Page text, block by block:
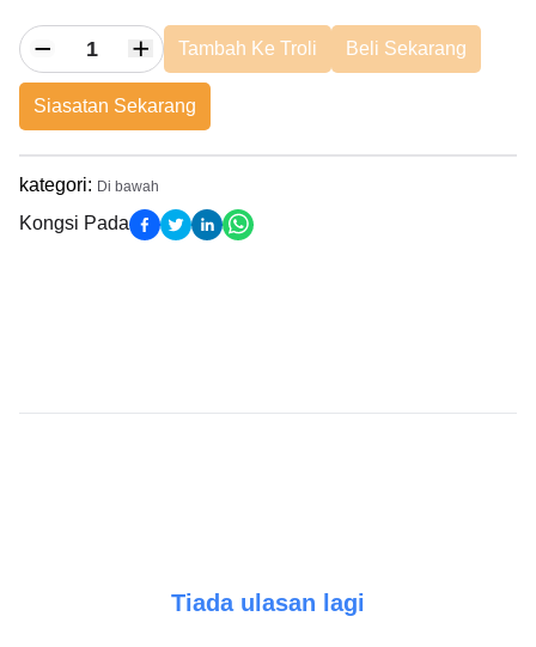
Tambah Ke Troli Beli Sekarang
Siasatan Sekarang
kategori: Di bawah
Kongsi Pada
Tiada ulasan lagi